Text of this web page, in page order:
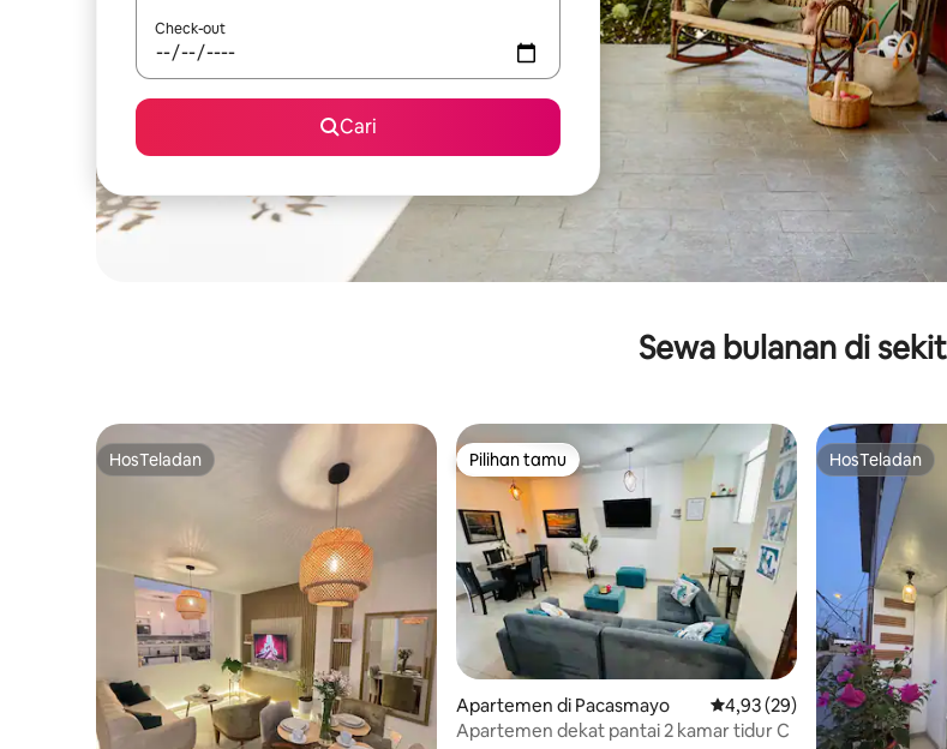
Check-out
Cari
Sewa bulanan di
HosTeladan
HosTeladan Pilihan tamu
Pilihan tamu
Apartemen di Pacasmayo Nilai rata-rata 4,93 dari 5, 29
4,93 (29)
Apartemen dekat pantai 2 kamar tidur C
HosTeladan
HosTeladan